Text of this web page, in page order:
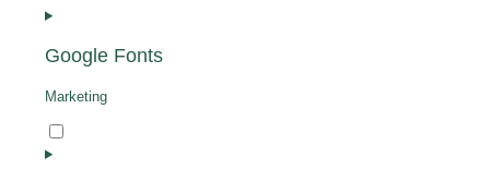
to
whatsapp
Google Fonts
Marketing
Consent
to